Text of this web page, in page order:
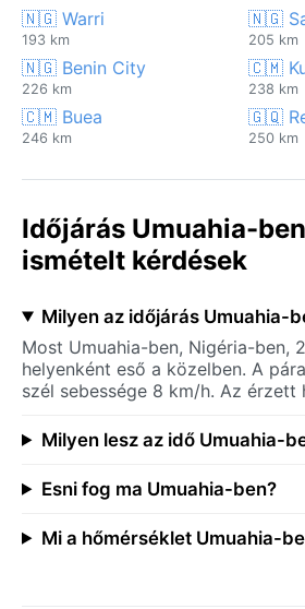
🇳🇬 Warri
193 km
🇳🇬
205 km
🇳🇬 Benin City
226 km
🇨🇲
238 km
🇨🇲 Buea
246 km
🇬🇶
250 km
Időjárás Umuahia-
ismételt kérdések
Milyen az időjárás Umuahia-
Most Umuahia-ben, Nigéria-ben,
helyenként eső a közelben. A
szél sebessége 8 km/h. Az érzett
Milyen lesz az idő Umuahia-
Esni fog ma Umuahia-ben?
Mi a hőmérséklet Umuahia-